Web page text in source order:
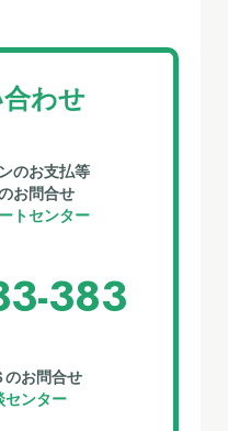
わせ
のお支払等
お問合せ
トセンター
383
のお問合せ
センター